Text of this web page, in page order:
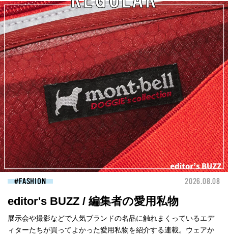
FASHION 2026.08.08
editor's BUZZ / 編集者の愛用私物
展示会や撮影などで人気ブランドの名品に触れまくっているエデ
ィターたちが買ってよかった愛用私物を紹介する連載。ウェアか